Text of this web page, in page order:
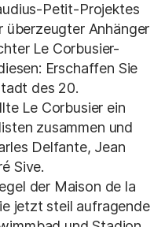
Petit-Projektes
überzeugter Anhänger
Le Corbusier-
Erschaffen Sie
des 20.
Le Corbusier ein
zusammen und
Delfante, Jean
Sive.
der Maison de la
jetzt steil aufragende